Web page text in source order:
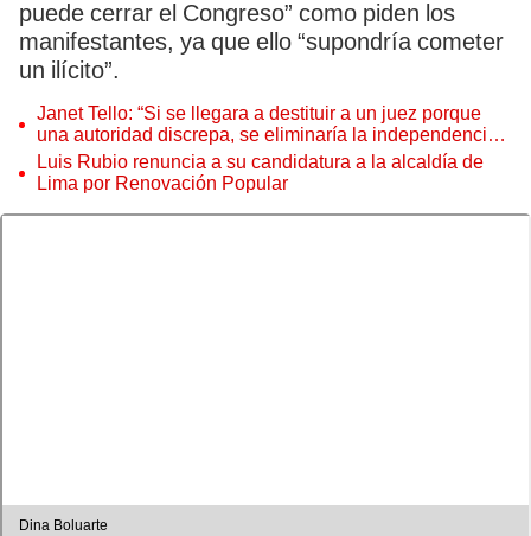
puede cerrar el Congreso” como piden los
manifestantes, ya que ello “supondría cometer
un ilícito”.
Janet Tello: “Si se llegara a destituir a un juez porque
una autoridad discrepa, se eliminaría la independencia
judicial”
Luis Rubio renuncia a su candidatura a la alcaldía de
Lima por Renovación Popular
Dina Boluarte